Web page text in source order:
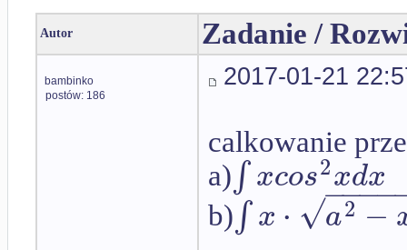
Autor Zadanie /
bambinko
postów: 186
2017-01-21
calkowanie
a)∫ xcos2xdx
b)∫ x ⋅ a2 −
−−−−
√